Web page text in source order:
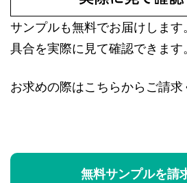
サンプルも無料でお届けします
具合を実際に見て確認できます。
お求めの際はこちらからご請求
無料サンプルを請